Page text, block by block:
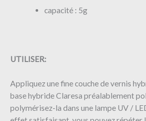
capacité : 5g
UTILISER:
Appliquez une fine couche de vernis
base hybride Claresa préalablement
polymérisez-la dans une lampe UV /